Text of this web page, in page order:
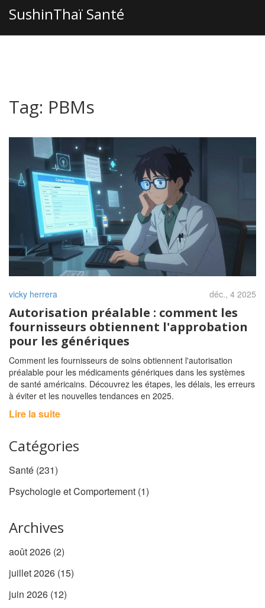
SushinThaï Santé
Tag: PBMs
vicky herrera déc., 4 2025
Autorisation préalable : comment les
fournisseurs obtiennent l'approbation
pour les génériques
Comment les fournisseurs de soins obtiennent l'autorisation
préalable pour les médicaments génériques dans les systèmes
de santé américains. Découvrez les étapes, les délais, les erreurs
à éviter et les nouvelles tendances en 2025.
Lire la suite
Catégories
Santé (231)
Psychologie et Comportement (1)
Archives
août 2026 (2)
juillet 2026 (15)
juin 2026 (12)